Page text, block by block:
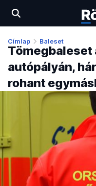
Címlap Baleset
Tömegbaleset
autópályán,
rohant